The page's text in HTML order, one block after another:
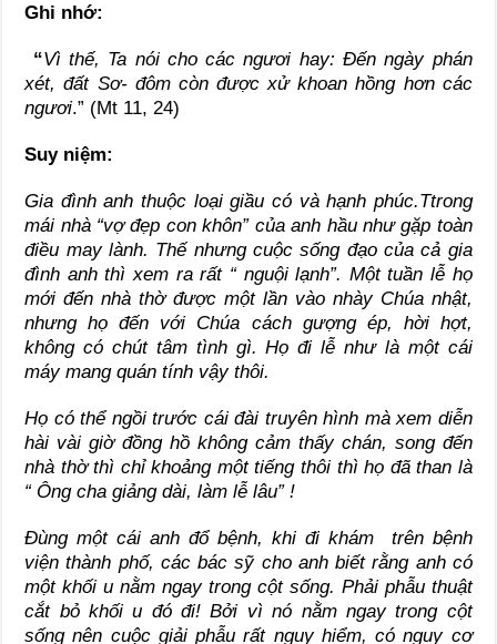
Ghi nhớ:
“Vì thế, Ta nói cho các ngươi hay: Đến ngày phán
xét, đất Sơ- đôm còn được xử khoan hồng hơn các
ngươi.” (Mt 11, 24)
Suy niệm:
Gia đình anh thuộc loại giầu có và hạnh phúc.Ttrong
mái nhà “vợ đẹp con khôn” của anh hầu như gặp toàn
điều may lành. Thế nhưng cuộc sống đạo của cả gia
đình anh thì xem ra rất “ nguội lạnh”. Một tuần lễ họ
mới đến nhà thờ được một lần vào nhày Chúa nhật,
nhưng họ đến với Chúa cách gượng ép, hời hợt,
không có chút tâm tình gì. Họ đi lễ như là một cái
máy mang quán tính vậy thôi.
Họ có thể ngồi trước cái đài truyên hình mà xem diễn
hài vài giờ đồng hồ không cảm thấy chán, song đến
nhà thờ thì chỉ khoảng một tiếng thôi thì họ đã than là
“ Ông cha giảng dài, làm lễ lâu” !
Đùng một cái anh đổ bệnh, khi đi khám trên bệnh
viện thành phố, các bác sỹ cho anh biết rằng anh có
một khối u nằm ngay trong cột sống. Phải phẫu thuật
cắt bỏ khối u đó đi! Bởi vì nó nằm ngay trong cột
sống nên cuộc giải phẫu rất nguy hiểm, có nguy cơ